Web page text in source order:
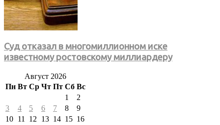
Суд отказал в многомиллионном иске
известному ростовскому миллиардеру
Август 2026
Пн Вт Ср Чт Пт Сб Вс
1
2
3
4 5 6 7 8
9
10 11 12 13 14 15 16